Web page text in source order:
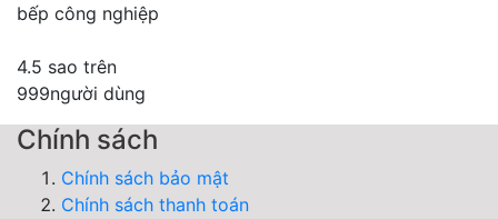
bếp công nghiệp
4.5 sao trên
999người dùng
Chính sách
Chính sách bảo mật
Chính sách thanh toán